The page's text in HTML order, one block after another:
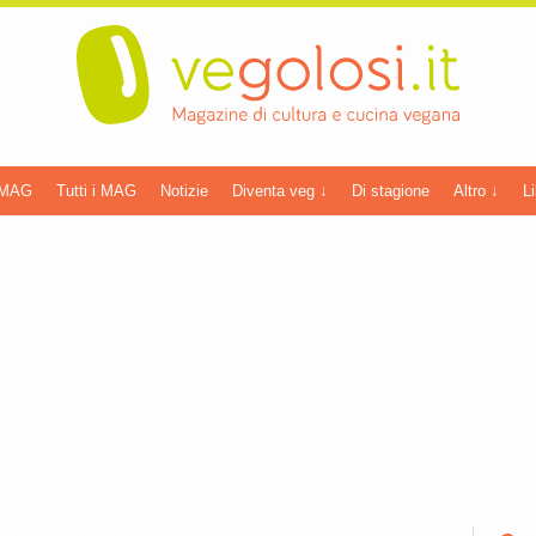
Tutti i MAG Notizie Diventa veg ↓ Di stagione Altro ↓